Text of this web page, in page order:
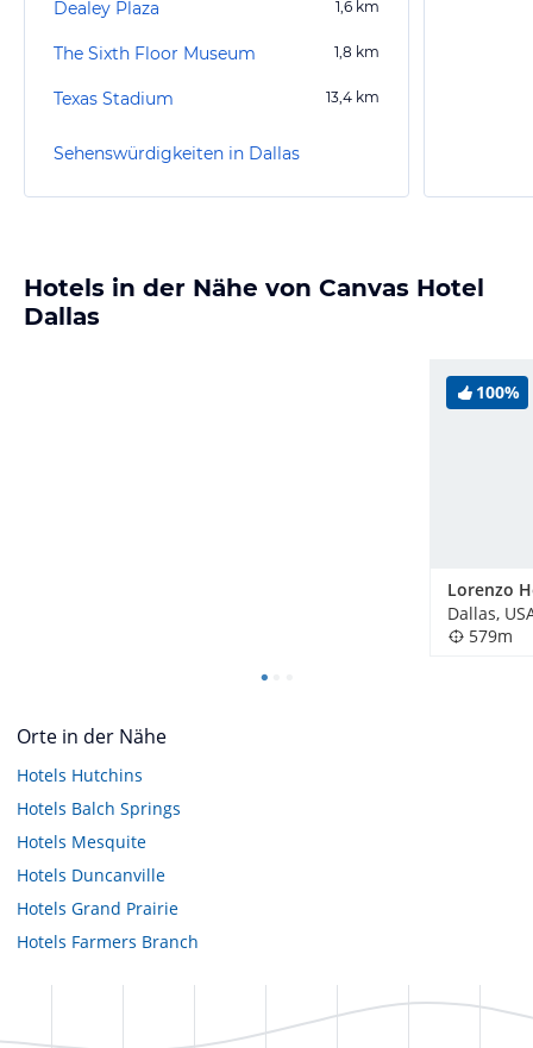
Dealey Plaza 1,6 km
The Sixth Floor Museum 1,8 km
Texas Stadium 13,4 km
Sehenswürdigkeiten in Dallas
Hotels in der Nähe von Canvas Hotel
Dallas
100%
Lorenzo
Dallas,
579m
Orte in der Nähe
Hotels Hutchins
Hotels Balch Springs
Hotels Mesquite
Hotels Duncanville
Hotels Grand Prairie
Hotels Farmers Branch